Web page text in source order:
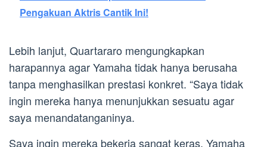
Pengakuan Aktris Cantik Ini!
Lebih lanjut, Quartararo mengungkapkan
harapannya agar Yamaha tidak hanya berusaha
tanpa menghasilkan prestasi konkret. “Saya tidak
ingin mereka hanya menunjukkan sesuatu agar
saya menandatanganinya.
Saya ingin mereka bekerja sangat keras. Yamaha